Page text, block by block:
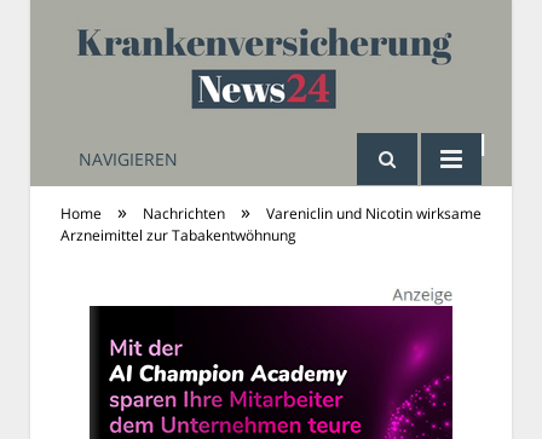
NAVIGIEREN
Home » Nachrichten »
Vareniclin und Nicotin wirksame
Arzneimittel zur Tabakentwöhnung